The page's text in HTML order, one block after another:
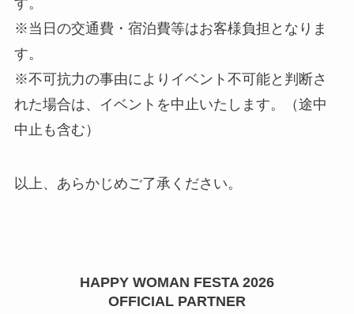
す。
※当日の交通費・宿泊費等はお客様負担となりま
す。
※不可抗力の事由によりイベント不可能と判断さ
れた場合は、イベントを中止いたします。（途中
中止も含む）
以上、あらかじめご了承ください。
HAPPY WOMAN FESTA 2026
OFFICIAL PARTNER